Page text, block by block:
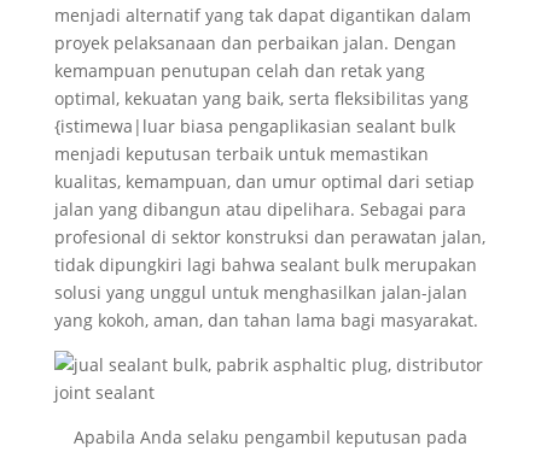
menjadi alternatif yang tak dapat digantikan dalam
proyek pelaksanaan dan perbaikan jalan. Dengan
kemampuan penutupan celah dan retak yang
optimal, kekuatan yang baik, serta fleksibilitas yang
{istimewa|luar biasa pengaplikasian sealant bulk
menjadi keputusan terbaik untuk memastikan
kualitas, kemampuan, dan umur optimal dari setiap
jalan yang dibangun atau dipelihara. Sebagai para
profesional di sektor konstruksi dan perawatan jalan,
tidak dipungkiri lagi bahwa sealant bulk merupakan
solusi yang unggul untuk menghasilkan jalan-jalan
yang kokoh, aman, dan tahan lama bagi masyarakat.
Apabila Anda selaku pengambil keputusan pada